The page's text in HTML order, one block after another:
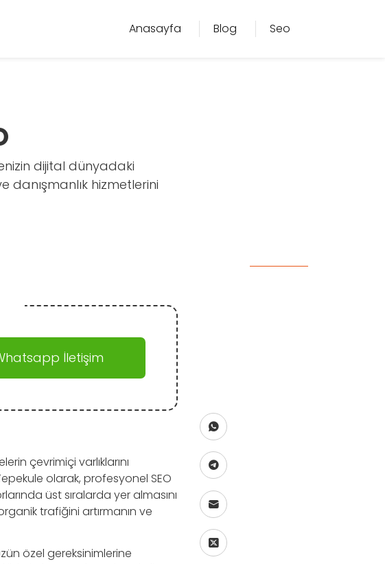
Anasayfa Blog Seo
dijital dünyadaki
danışmanlık hizmetlerini
İletişim
çevrimiçi varlıklarını
olarak, profesyonel SEO
üst sıralarda yer almasını
trafiğini artırmanın ve
özel gereksinimlerine